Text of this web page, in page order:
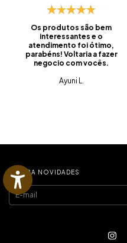
Os produtos são bem
interessantes e o
atendimento foi ótimo,
parabéns! Voltaria a fazer
negocio com vocês.
Ayuni L.
RECEBA NOVIDADES